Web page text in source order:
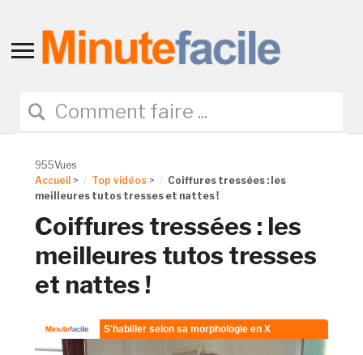
Toggle
navigation
955Vues
Accueil > Top vidéos >
Coiffures tressées : les
meilleures tutos tresses et nattes !
Coiffures tressées : les
meilleures tutos tresses
et nattes !